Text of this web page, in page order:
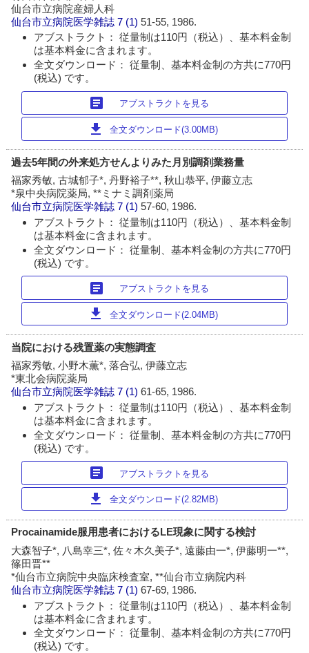
仙台市立病院産婦人科
仙台市立病院医学雑誌 7 (1)51-55, 1986.
アブストラクト： 従量制は110円（税込）、基本料金制
は基本料金に含まれます。
全文ダウンロード： 従量制、基本料金制の方共に770円
(税込) です。
article アブストラクトを見る
download 全文ダウンロード(3.00MB)
過去5年間の外来処方せんよりみた月別調剤業務量
福家秀敏, 古城郁子*, 丹野裕子**, 秋山恭平, 伊藤立志
*泉中央病院薬局, **ミナミ調剤薬局
仙台市立病院医学雑誌 7 (1)57-60, 1986.
アブストラクト： 従量制は110円（税込）、基本料金制
は基本料金に含まれます。
全文ダウンロード： 従量制、基本料金制の方共に770円
(税込) です。
article アブストラクトを見る
download 全文ダウンロード(2.04MB)
当院における残置薬の実態調査
福家秀敏, 小野木薫*, 落合弘, 伊藤立志
*東北会病院薬局
仙台市立病院医学雑誌 7 (1)61-65, 1986.
アブストラクト： 従量制は110円（税込）、基本料金制
は基本料金に含まれます。
全文ダウンロード： 従量制、基本料金制の方共に770円
(税込) です。
article アブストラクトを見る
download 全文ダウンロード(2.82MB)
Procainamide服用患者におけるLE現象に関する検討
大森智子*, 八島幸三*, 佐々木久美子*, 遠藤由一*, 伊藤明一**,
篠田晋**
*仙台市立病院中央臨床検査室, **仙台市立病院内科
仙台市立病院医学雑誌 7 (1)67-69, 1986.
アブストラクト： 従量制は110円（税込）、基本料金制
は基本料金に含まれます。
全文ダウンロード： 従量制、基本料金制の方共に770円
(税込) です。